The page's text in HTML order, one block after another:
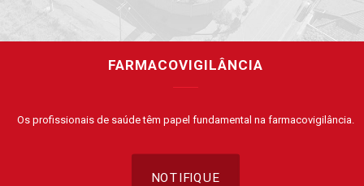
FARMACOVIGILÂNCIA
Os profissionais de saúde têm papel fundamental na farmacovigilância.
NOTIFIQUE